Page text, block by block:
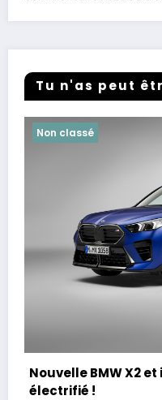
Tu n'as peut
Non classé
Nouvelle BMW X2 et
électrifié !